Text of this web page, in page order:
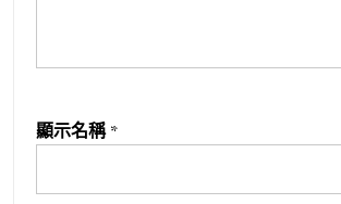
顯示名稱 *